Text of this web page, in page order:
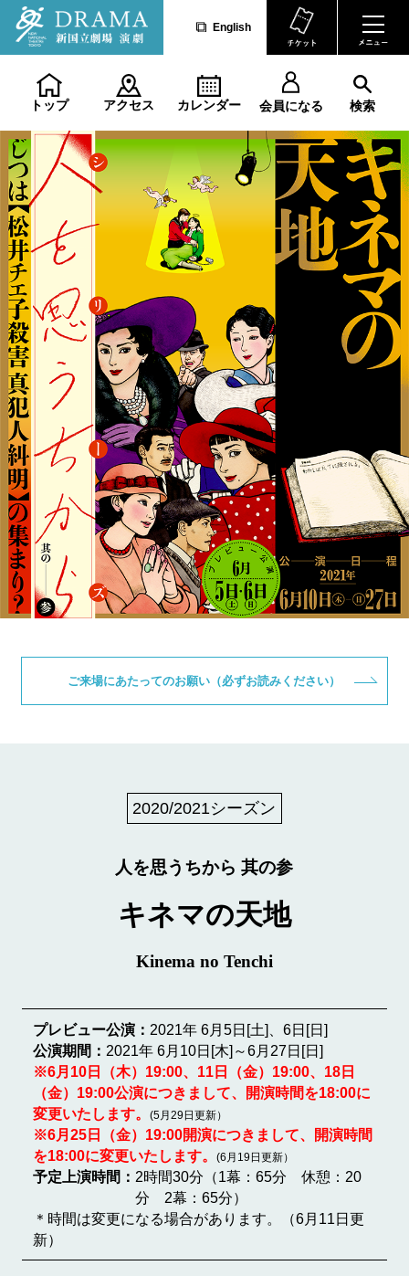
English
トップ アクセス カレンダー 会員になる 検索
ご来場にあたってのお願い（必ずお読みください）
2020/2021シーズン
人を思うちから 其の参
キネマの天地
Kinema no Tenchi
プレビュー公演： 2021年 6月5日[土]、6日[日]
公演期間： 2021年 6月10日[木]～6月27日[日]
※6月10日（木）19:00、11日（金）19:00、18日
（金）19:00公演につきまして、開演時間を18:00に
変更いたします。
(5月29日更新）
※6月25日（金）19:00開演につきまして、開演時間
を18:00に変更いたします。
(6月19日更新）
予定上演時間： 2時間30分（1幕：65分 休憩：20
分 2幕：65分）
＊時間は変更になる場合があります。（6月11日更
新）